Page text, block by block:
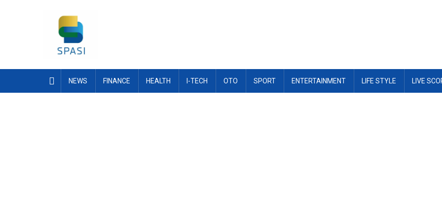
NEWS FINANCE HEALTH I-TECH OTO SPORT ENTERTAINMENT LIFE STYLE LIVE